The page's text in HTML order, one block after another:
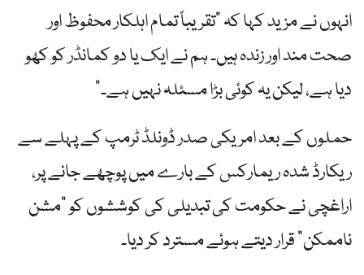
انہوں نے مزید کہا کہ "تقریباً تمام اہلکار محفوظ اور
صحت مند اور زندہ ہیں۔ ہم نے ایک یا دو کمانڈر کو کھو
دیا ہے، لیکن یہ کوئی بڑا مسئلہ نہیں ہے۔”
حملوں کے بعد امریکی صدر ڈونلڈ ٹرمپ کے پہلے سے
ریکارڈ شدہ ریمارکس کے بارے میں پوچھے جانے پر،
اراغچی نے حکومت کی تبدیلی کی کوششوں کو "مشن
ناممکن” قرار دیتے ہوئے مسترد کر دیا۔